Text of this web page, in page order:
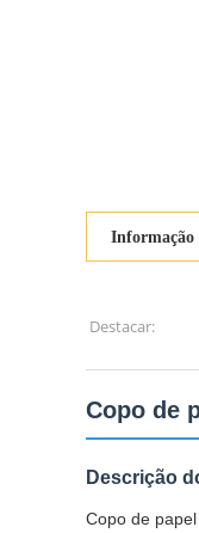
Informação
Destacar:
Copo de
Descrição
Copo de